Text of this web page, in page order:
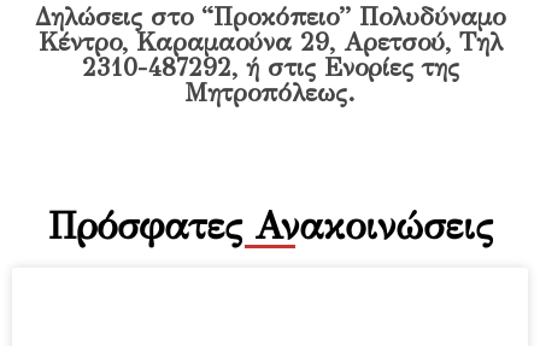
Δηλώσεις στο “Προκόπειο” Πολυδύναμο
Κέντρο, Καραμαούνα 29, Αρετσού, Τηλ
2310-487292, ή στις Ενορίες της
Μητροπόλεως.
Πρόσφατες Ανακοινώσεις